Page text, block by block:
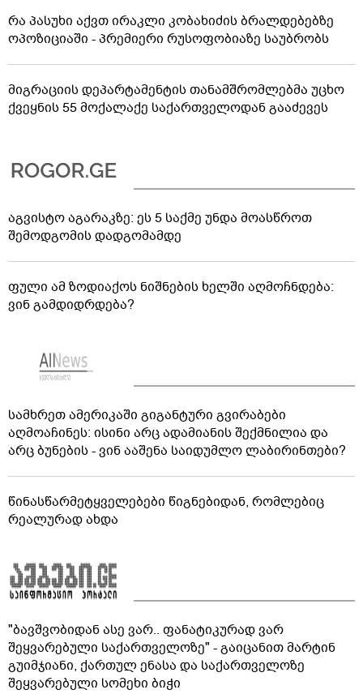
რა პასუხი აქვთ ირაკლი კობახიძის ბრალდებებზე
ოპოზიციაში - პრემიერი რუსოფობიაზე საუბრობს
მიგრაციის დეპარტამენტის თანამშრომლებმა უცხო
ქვეყნის 55 მოქალაქე საქართველოდან გააძევეს
აგვისტო აგარაკზე: ეს 5 საქმე უნდა მოასწროთ
შემოდგომის დადგომამდე
ფული ამ ზოდიაქოს ნიშნების ხელში აღმოჩნდება:
ვინ გამდიდრდება?
სამხრეთ ამერიკაში გიგანტური გვირაბები
აღმოაჩინეს: ისინი არც ადამიანის შექმნილია და
არც ბუნების - ვინ ააშენა საიდუმლო ლაბირინთები?
წინასწარმეტყველებები წიგნებიდან, რომლებიც
რეალურად ახდა
"ბავშვობიდან ასე ვარ.. ფანატიკურად ვარ
შეყვარებული საქართველოზე" - გაიცანით მარტინ
გუიმჯიანი, ქართულ ენასა და საქართველოზე
შეყვარებული სომეხი ბიჭი